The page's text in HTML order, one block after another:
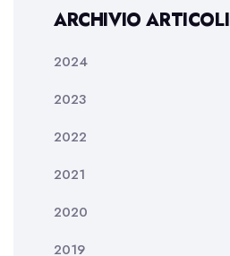
ARCHIVIO ARTICOLI
2024
2023
2022
2021
2020
2019